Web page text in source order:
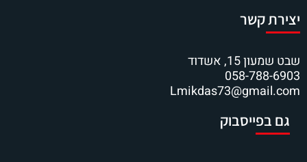
יצירת קשר
שבט שמעון 15, אשדוד
058-788-6903
Lmikdas73@gmail.com
גם בפייסבוק